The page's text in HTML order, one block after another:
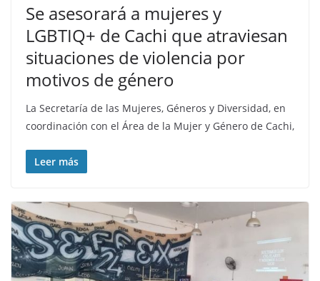
Se asesorará a mujeres y
LGBTIQ+ de Cachi que atraviesan
situaciones de violencia por
motivos de género
La Secretaría de las Mujeres, Géneros y Diversidad, en
coordinación con el Área de la Mujer y Género de Cachi,
Leer más